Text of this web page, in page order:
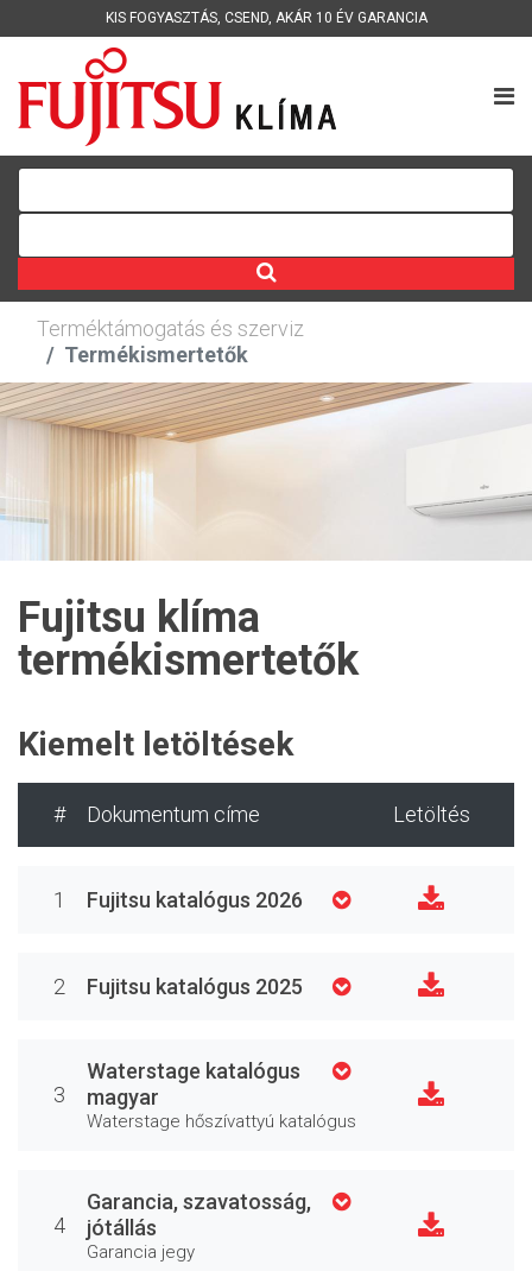
KIS FOGYASZTÁS, CSEND, AKÁR 10 ÉV GARANCIA
Terméktámogatás és szerviz
Termékismertetők
Fujitsu klíma
termékismertetők
Kiemelt letöltések
# Dokumentum címe Letöltés
1 Fujitsu katalógus 2026
2 Fujitsu katalógus 2025
3
Waterstage katalógus
magyar
Waterstage hőszívattyú katalógus
4
Garancia, szavatosság,
jótállás
Garancia jegy